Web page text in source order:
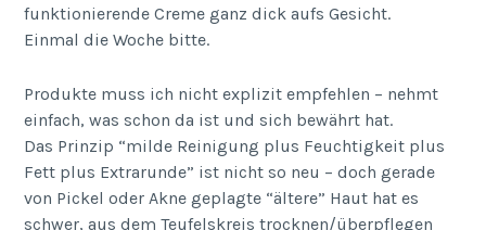
funktionierende Creme ganz dick aufs Gesicht.
Einmal die Woche bitte.
Produkte muss ich nicht explizit empfehlen – nehmt
einfach, was schon da ist und sich bewährt hat.
Das Prinzip “milde Reinigung plus Feuchtigkeit plus
Fett plus Extrarunde” ist nicht so neu – doch gerade
von Pickel oder Akne geplagte “ältere” Haut hat es
schwer, aus dem Teufelskreis trocknen/überpflegen